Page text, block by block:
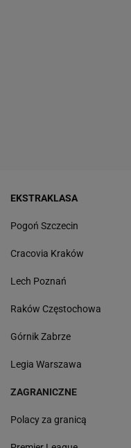
EKSTRAKLASA
Pogoń Szczecin
Cracovia Kraków
Lech Poznań
Raków Częstochowa
Górnik Zabrze
Legia Warszawa
ZAGRANICZNE
Polacy za granicą